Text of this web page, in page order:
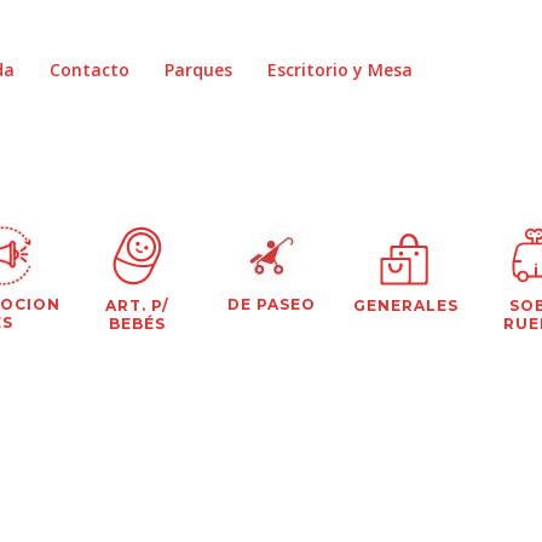
Contacto Parques Escritorio y Mesa
ART. P/
BEBÉS
DE PASEO GENERALES